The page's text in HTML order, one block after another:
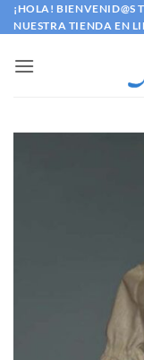
Saltar
al
¡HOLA! BIENVENID@S
NUESTRA TIENDA EN